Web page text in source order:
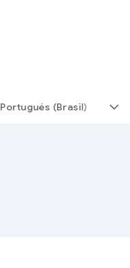
Portugués (Brasil)